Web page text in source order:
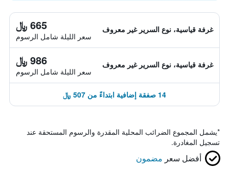
غرفة قياسية، نوع السرير غير معروف 665 ﷼
سعر الليلة شامل الرسوم
غرفة قياسية، نوع السرير غير معروف 986 ﷼
سعر الليلة شامل الرسوم
14 صفقة إضافية ابتداءً من 507 ﷼
*يشمل المجموع الضرائب المحلية المقدرة والرسوم المستحقة عند
تسجيل المغادرة.
أفضل سعر مضمون